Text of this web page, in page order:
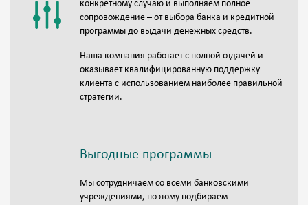
конкретному случаю и выполняем полное
сопровождение – от выбора банка и кредитной
программы до выдачи денежных средств.
Наша компания работает с полной отдачей и
оказывает квалифицированную поддержку
клиента с использованием наиболее правильной
стратегии.
Выгодные программы
Мы сотрудничаем со всеми банковскими
учреждениями, поэтому подбираем